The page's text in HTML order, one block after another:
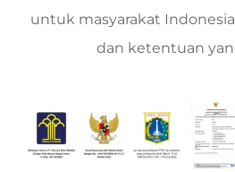
untuk masyarakat
dan ketentuan